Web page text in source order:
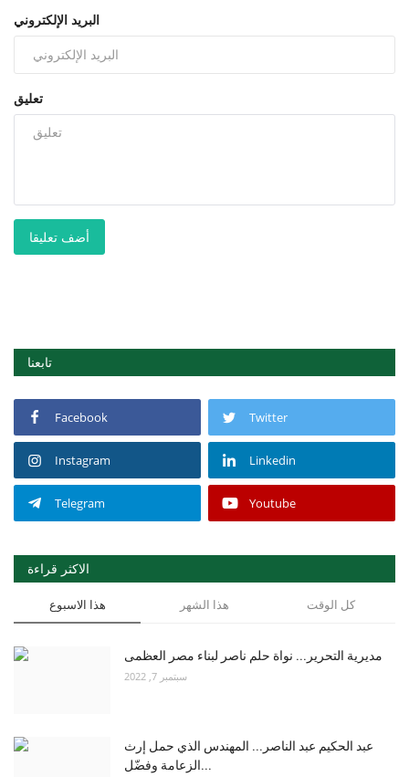
البريد الإلكتروني
تعليق
أضف تعليقا
تابعنا
Facebook Twitter
Instagram Linkedin
Telegram Youtube
الاكثر قراءة
هذا الاسبوع هذا الشهر كل الوقت
مديرية التحرير... نواة حلم ناصر لبناء مصر العظمى
سبتمبر 7, 2022
عبد الحكيم عبد الناصر... المهندس الذي حمل إرث
الزعامة وفضّل...